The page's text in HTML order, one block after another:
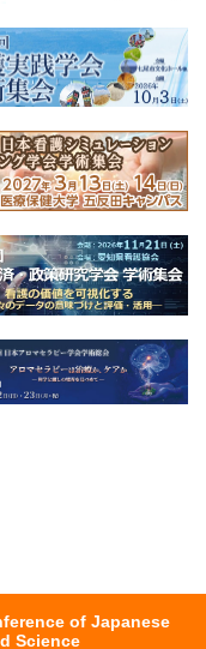
of Japanese
Science